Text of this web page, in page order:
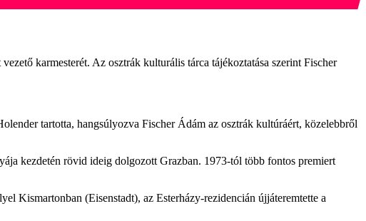
karmesterét. Az osztrák kulturális tárca tájékoztatása szerint Fischer
tartotta, hangsúlyozva Fischer Ádám az osztrák kultúráért, közelebbről
kezdetén rövid ideig dolgozott Grazban. 1973-tól több fontos premiert
Kismartonban (Eisenstadt), az Esterházy-rezidencián újjáteremtette a